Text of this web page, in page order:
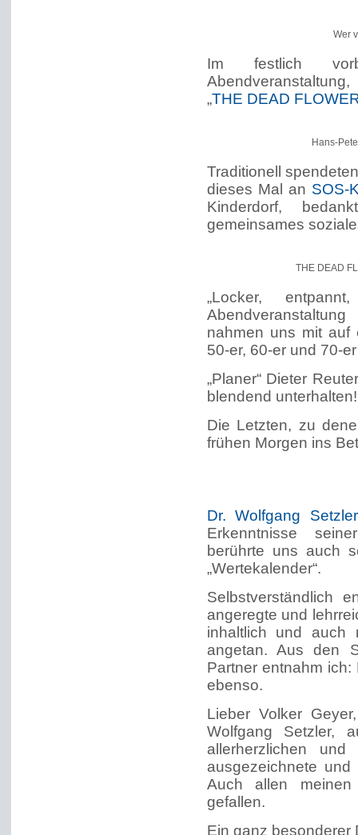
Wer
Im festlich
„THE DEAD
Hans-
Traditionell
dieses Mal an SOS-
Kinderdorf,
gemeinsames
THE DEAD
„Locker,
nahmen uns mit auf
50-er, 60-er und 70-
„Planer“ Dieter
blendend unterhalten!
Die Letzten, zu
frühen Morgen ins
Dr. Wolfgang Setzler
Erkenntnisse
berührte uns auch
„Wertekalender“.
Selbstverständlich
angeregte und
inhaltlich und auch
angetan. Aus den
Partner entnahm
ebenso.
Lieber Volker
Wolfgang Setzler,
allerherzlichen
ausgezeichnete und
Auch allen
gefallen.
Ein ganz besonderer